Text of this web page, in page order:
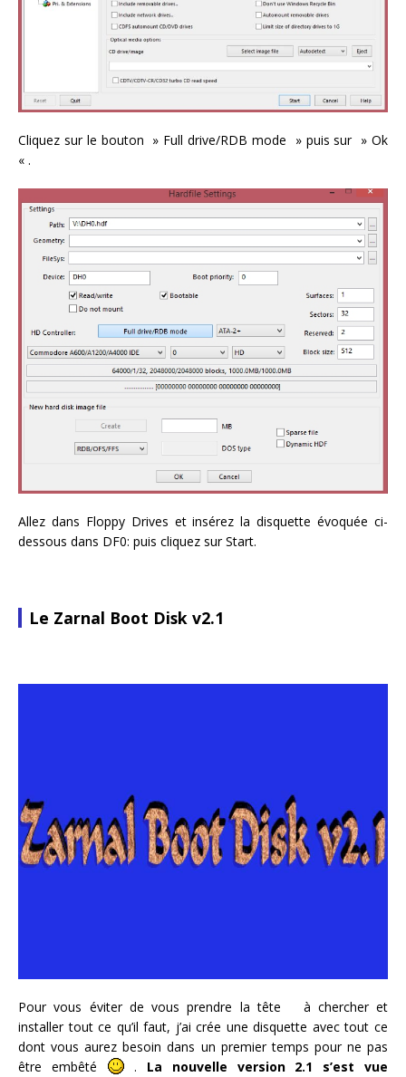
Cliquez sur le bouton » Full drive/RDB mode » puis sur » Ok
« .
Allez dans Floppy Drives et insérez la disquette évoquée ci-
dessous dans DF0: puis cliquez sur Start.
Le Zarnal Boot Disk v2.1
Pour vous éviter de vous prendre la tête à chercher et
installer tout ce qu’il faut, j’ai crée une disquette avec tout ce
dont vous aurez besoin dans un premier temps pour ne pas
être embêté
. La nouvelle version 2.1 s’est vue